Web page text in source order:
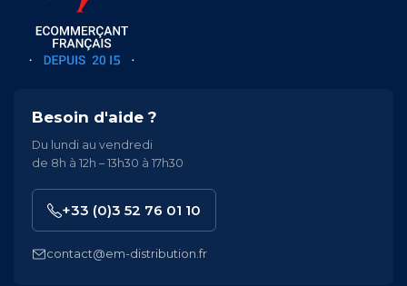
Besoin d'aide ?
Du lundi au vendredi
de 8h à 12h – 13h30 à 17h30
+33 (0)3 52 76 01 10
contact@em-distribution.fr